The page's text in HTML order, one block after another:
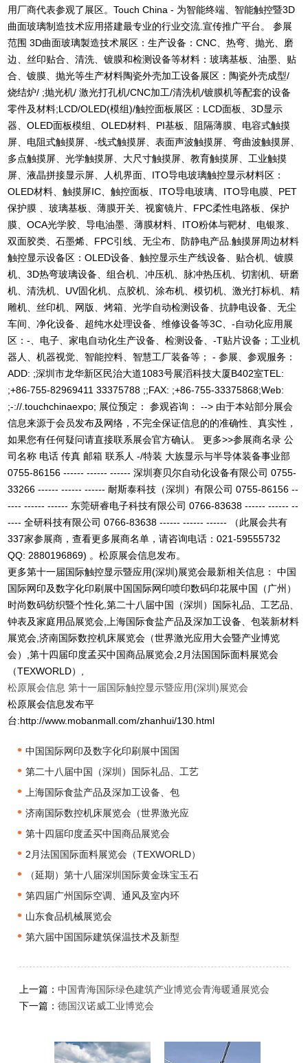
更多第十一届国际触控显示暨应用(深圳)展览会最新相关信息： 中国
国际网印及数字化印刷展中国国际网印喷印数码印花展中国（广州）
时尚数码纺织暨个性化,第二十八届中国（深圳）国际礼品、工艺品、
钟表及家庭用品展览会,上海国际食盐产品及深加工设备、包装新材料
展览会,济南国际数控机床展览会（世界激光应用大会暨产业博览
会）,第十四届印度孟买中国商品展览会,2月法国国际面料展览会
（TEXWORLD）,
松原展会信息 第十一届国际触控显示暨应用(深圳)展览会
松原展会信息发布平
台:http://www.mobanmall.com/zhanhui/130.html
• 中国国际网印及数字化印刷展中国国
• 第二十八届中国（深圳）国际礼品、工艺
• 上海国际食盐产品及深加工设备、包
• 济南国际数控机床展览会（世界激光应
• 第十四届印度孟买中国商品展览会
• 2月法国国际面料展览会（TEXWORLD）
• （延期）第十八届深圳国际黄金珠宝玉石
• 第四届广州国际空调、通风及室内环
• 山东食品机械展览会
• 第六届中国国际建筑保温技术及新型
上一篇：中国青海国际绿色建筑产业博览会青海暖通展览会
下一篇：德国汉诺威工业博览会